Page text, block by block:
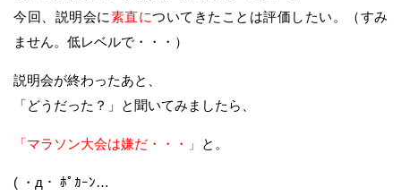
今回、説明会に素直についてきたことは評価したい。（すみ
ません。低レベルで・・・）
説明会が終わったあと、
「どうだった？」と聞いてみましたら、
「マラソン大会は嫌だ・・・」 と。
( ・д・ ﾎﾟｶｰﾝ…